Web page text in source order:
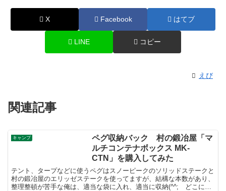
X Facebook はてブ
LINE コピー
えび
関連記事
キャンプ
ペグ収納バック 村の鍛冶屋「マ
ルチコンテナボックス MK-
CTN」を購入してみた
テント、タープなどに使うペグはスノーピークのソリッドステークと
村の鍛冶屋のエリッゼステークを使ってますが、結構な本数があり、
整理整頓が苦手な俺は、適当な袋に入れ、適当に収納(^^; どこに、